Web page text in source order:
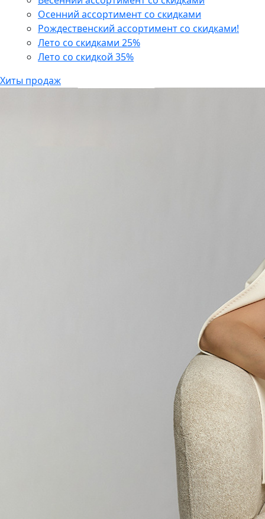
Осенний ассортимент со скидками
Рождественский ассортимент со скидками!
Лето со скидками 25%
Лето со скидкой 35%
Хиты продаж